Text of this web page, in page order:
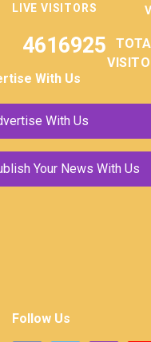
LIVE VISITORS
4616925
With Us
With Us
Your News With Us
Follow Us